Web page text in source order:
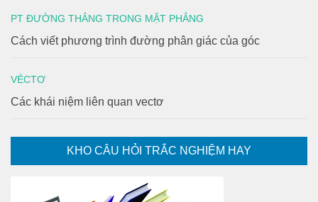
PT ĐƯỜNG THẲNG TRONG MẶT PHẲNG
Cách viết phương trình đường phân giác của góc
VÉCTƠ
Các khái niệm liên quan vectơ
KHO CÂU HỎI TRẮC NGHIỆM HAY